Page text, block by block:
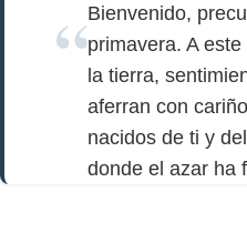
Bienvenido,
primavera. A
la tierra,
aferran con
nacidos de ti y
donde el azar ha